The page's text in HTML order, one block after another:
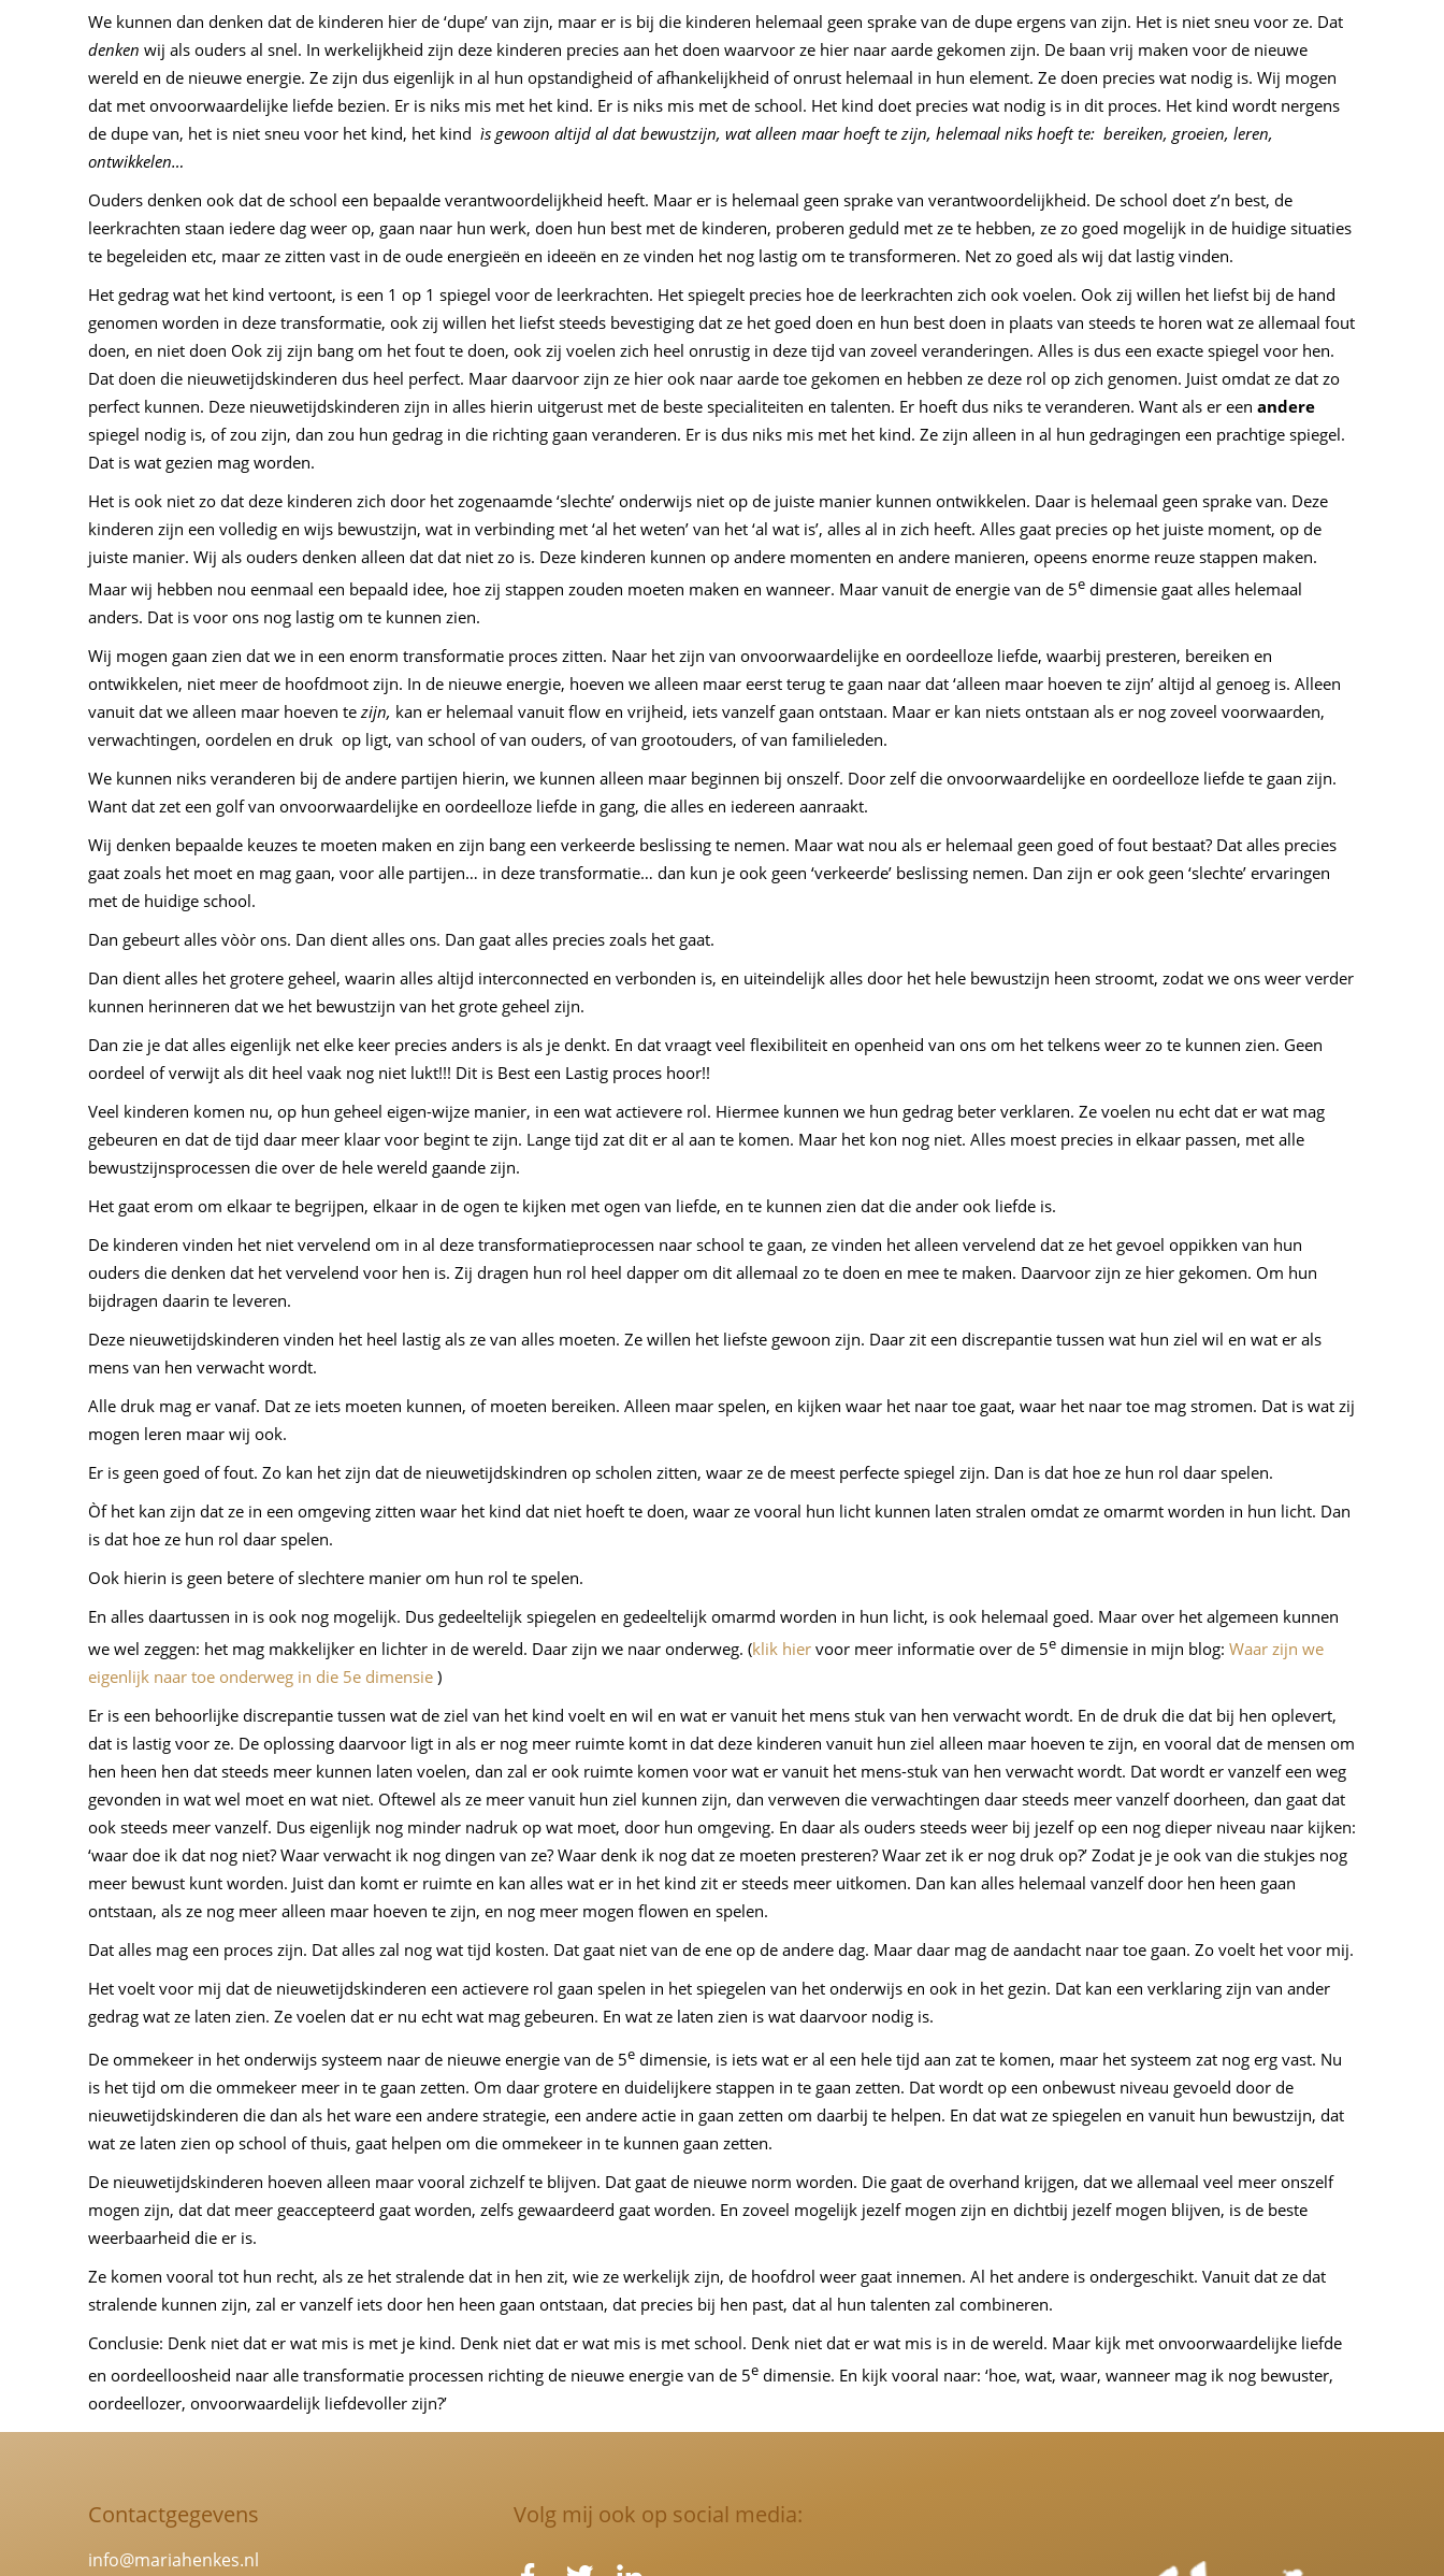
We kunnen dan denken dat de kinderen hier de ‘dupe’ van zijn, maar er is bij die kinderen helemaal geen sprake van de dupe ergens van zijn. Het is niet sneu voor ze. Dat
denken wij als ouders al snel. In werkelijkheid zijn deze kinderen precies aan het doen waarvoor ze hier naar aarde gekomen zijn. De baan vrij maken voor de nieuwe
wereld en de nieuwe energie. Ze zijn dus eigenlijk in al hun opstandigheid of afhankelijkheid of onrust helemaal in hun element. Ze doen precies wat nodig is. Wij mogen
dat met onvoorwaardelijke liefde bezien. Er is niks mis met het kind. Er is niks mis met de school. Het kind doet precies wat nodig is in dit proces. Het kind wordt nergens
de dupe van, het is niet sneu voor het kind, het kind ìs gewoon altijd al dat bewustzijn, wat alleen maar hoeft te zijn, helemaal niks hoeft te: bereiken, groeien, leren,
ontwikkelen…
Ouders denken ook dat de school een bepaalde verantwoordelijkheid heeft. Maar er is helemaal geen sprake van verantwoordelijkheid. De school doet z’n best, de
leerkrachten staan iedere dag weer op, gaan naar hun werk, doen hun best met de kinderen, proberen geduld met ze te hebben, ze zo goed mogelijk in de huidige situaties
te begeleiden etc, maar ze zitten vast in de oude energieën en ideeën en ze vinden het nog lastig om te transformeren. Net zo goed als wij dat lastig vinden.
Het gedrag wat het kind vertoont, is een 1 op 1 spiegel voor de leerkrachten. Het spiegelt precies hoe de leerkrachten zich ook voelen. Ook zij willen het liefst bij de hand
genomen worden in deze transformatie, ook zij willen het liefst steeds bevestiging dat ze het goed doen en hun best doen in plaats van steeds te horen wat ze allemaal fout
doen, en niet doen Ook zij zijn bang om het fout te doen, ook zij voelen zich heel onrustig in deze tijd van zoveel veranderingen. Alles is dus een exacte spiegel voor hen.
Dat doen die nieuwetijdskinderen dus heel perfect. Maar daarvoor zijn ze hier ook naar aarde toe gekomen en hebben ze deze rol op zich genomen. Juist omdat ze dat zo
perfect kunnen. Deze nieuwetijdskinderen zijn in alles hierin uitgerust met de beste specialiteiten en talenten. Er hoeft dus niks te veranderen. Want als er een andere
spiegel nodig is, of zou zijn, dan zou hun gedrag in die richting gaan veranderen. Er is dus niks mis met het kind. Ze zijn alleen in al hun gedragingen een prachtige spiegel.
Dat is wat gezien mag worden.
Het is ook niet zo dat deze kinderen zich door het zogenaamde ‘slechte’ onderwijs niet op de juiste manier kunnen ontwikkelen. Daar is helemaal geen sprake van. Deze
kinderen zijn een volledig en wijs bewustzijn, wat in verbinding met ‘al het weten’ van het ‘al wat is’, alles al in zich heeft. Alles gaat precies op het juiste moment, op de
juiste manier. Wij als ouders denken alleen dat dat niet zo is. Deze kinderen kunnen op andere momenten en andere manieren, opeens enorme reuze stappen maken.
Maar wij hebben nou eenmaal een bepaald idee, hoe zij stappen zouden moeten maken en wanneer. Maar vanuit de energie van de 5e dimensie gaat alles helemaal
anders. Dat is voor ons nog lastig om te kunnen zien.
Wij mogen gaan zien dat we in een enorm transformatie proces zitten. Naar het zijn van onvoorwaardelijke en oordeelloze liefde, waarbij presteren, bereiken en
ontwikkelen, niet meer de hoofdmoot zijn. In de nieuwe energie, hoeven we alleen maar eerst terug te gaan naar dat ‘alleen maar hoeven te zijn’ altijd al genoeg is. Alleen
vanuit dat we alleen maar hoeven tezijn, kan er helemaal vanuit flow en vrijheid, iets vanzelf gaan ontstaan. Maar er kan niets ontstaan als er nog zoveel voorwaarden,
verwachtingen, oordelen en druk op ligt, van school of van ouders, of van grootouders, of van familieleden.
We kunnen niks veranderen bij de andere partijen hierin, we kunnen alleen maar beginnen bij onszelf. Door zelf die onvoorwaardelijke en oordeelloze liefde te gaan zijn.
Want dat zet een golf van onvoorwaardelijke en oordeelloze liefde in gang, die alles en iedereen aanraakt.
Wij denken bepaalde keuzes te moeten maken en zijn bang een verkeerde beslissing te nemen. Maar wat nou als er helemaal geen goed of fout bestaat? Dat alles precies
gaat zoals het moet en mag gaan, voor alle partijen… in deze transformatie… dan kun je ook geen ‘verkeerde’ beslissing nemen. Dan zijn er ook geen ‘slechte’ ervaringen
met de huidige school.
Dan gebeurt alles vòòr ons. Dan dient alles ons. Dan gaat alles precies zoals het gaat.
Dan dient alles het grotere geheel, waarin alles altijd interconnected en verbonden is, en uiteindelijk alles door het hele bewustzijn heen stroomt, zodat we ons weer verder
kunnen herinneren dat we het bewustzijn van het grote geheel zijn.
Dan zie je dat alles eigenlijk net elke keer precies anders is als je denkt. En dat vraagt veel flexibiliteit en openheid van ons om het telkens weer zo te kunnen zien. Geen
oordeel of verwijt als dit heel vaak nog niet lukt!!! Dit is Best een Lastig proces hoor!!
Veel kinderen komen nu, op hun geheel eigen-wijze manier, in een wat actievere rol. Hiermee kunnen we hun gedrag beter verklaren. Ze voelen nu echt dat er wat mag
gebeuren en dat de tijd daar meer klaar voor begint te zijn. Lange tijd zat dit er al aan te komen. Maar het kon nog niet. Alles moest precies in elkaar passen, met alle
bewustzijnsprocessen die over de hele wereld gaande zijn.
Het gaat erom om elkaar te begrijpen, elkaar in de ogen te kijken met ogen van liefde, en te kunnen zien dat die ander ook liefde is.
De kinderen vinden het niet vervelend om in al deze transformatieprocessen naar school te gaan, ze vinden het alleen vervelend dat ze het gevoel oppikken van hun
ouders die denken dat het vervelend voor hen is. Zij dragen hun rol heel dapper om dit allemaal zo te doen en mee te maken. Daarvoor zijn ze hier gekomen. Om hun
bijdragen daarin te leveren.
Deze nieuwetijdskinderen vinden het heel lastig als ze van alles moeten. Ze willen het liefste gewoon zijn. Daar zit een discrepantie tussen wat hun ziel wil en wat er als
mens van hen verwacht wordt.
Alle druk mag er vanaf. Dat ze iets moeten kunnen, of moeten bereiken. Alleen maar spelen, en kijken waar het naar toe gaat, waar het naar toe mag stromen. Dat is wat zij
mogen leren maar wij ook.
Er is geen goed of fout. Zo kan het zijn dat de nieuwetijdskindren op scholen zitten, waar ze de meest perfecte spiegel zijn. Dan is dat hoe ze hun rol daar spelen.
Òf het kan zijn dat ze in een omgeving zitten waar het kind dat niet hoeft te doen, waar ze vooral hun licht kunnen laten stralen omdat ze omarmt worden in hun licht. Dan
is dat hoe ze hun rol daar spelen.
Ook hierin is geen betere of slechtere manier om hun rol te spelen.
En alles daartussen in is ook nog mogelijk. Dus gedeeltelijk spiegelen en gedeeltelijk omarmd worden in hun licht, is ook helemaal goed. Maar over het algemeen kunnen
we wel zeggen: het mag makkelijker en lichter in de wereld. Daar zijn we naar onderweg. (klik hier voor meer informatie over de 5e dimensie in mijn blog: Waar zijn we
eigenlijk naar toe onderweg in die 5e dimensie )
Er is een behoorlijke discrepantie tussen wat de ziel van het kind voelt en wil en wat er vanuit het mens stuk van hen verwacht wordt. En de druk die dat bij hen oplevert,
dat is lastig voor ze. De oplossing daarvoor ligt in als er nog meer ruimte komt in dat deze kinderen vanuit hun ziel alleen maar hoeven te zijn, en vooral dat de mensen om
hen heen hen dat steeds meer kunnen laten voelen, dan zal er ook ruimte komen voor wat er vanuit het mens-stuk van hen verwacht wordt. Dat wordt er vanzelf een weg
gevonden in wat wel moet en wat niet. Oftewel als ze meer vanuit hun ziel kunnen zijn, dan verweven die verwachtingen daar steeds meer vanzelf doorheen, dan gaat dat
ook steeds meer vanzelf. Dus eigenlijk nog minder nadruk op wat moet, door hun omgeving. En daar als ouders steeds weer bij jezelf op een nog dieper niveau naar kijken:
‘waar doe ik dat nog niet? Waar verwacht ik nog dingen van ze? Waar denk ik nog dat ze moeten presteren? Waar zet ik er nog druk op?’ Zodat je je ook van die stukjes nog
meer bewust kunt worden. Juist dan komt er ruimte en kan alles wat er in het kind zit er steeds meer uitkomen. Dan kan alles helemaal vanzelf door hen heen gaan
ontstaan, als ze nog meer alleen maar hoeven te zijn, en nog meer mogen flowen en spelen.
Dat alles mag een proces zijn. Dat alles zal nog wat tijd kosten. Dat gaat niet van de ene op de andere dag. Maar daar mag de aandacht naar toe gaan. Zo voelt het voor mij.
Het voelt voor mij dat de nieuwetijdskinderen een actievere rol gaan spelen in het spiegelen van het onderwijs en ook in het gezin. Dat kan een verklaring zijn van ander
gedrag wat ze laten zien. Ze voelen dat er nu echt wat mag gebeuren. En wat ze laten zien is wat daarvoor nodig is.
De ommekeer in het onderwijs systeem naar de nieuwe energie van de 5e dimensie, is iets wat er al een hele tijd aan zat te komen, maar het systeem zat nog erg vast. Nu
is het tijd om die ommekeer meer in te gaan zetten. Om daar grotere en duidelijkere stappen in te gaan zetten. Dat wordt op een onbewust niveau gevoeld door de
nieuwetijdskinderen die dan als het ware een andere strategie, een andere actie in gaan zetten om daarbij te helpen. En dat wat ze spiegelen en vanuit hun bewustzijn, dat
wat ze laten zien op school of thuis, gaat helpen om die ommekeer in te kunnen gaan zetten.
De nieuwetijdskinderen hoeven alleen maar vooral zichzelf te blijven. Dat gaat de nieuwe norm worden. Die gaat de overhand krijgen, dat we allemaal veel meer onszelf
mogen zijn, dat dat meer geaccepteerd gaat worden, zelfs gewaardeerd gaat worden. En zoveel mogelijk jezelf mogen zijn en dichtbij jezelf mogen blijven, is de beste
weerbaarheid die er is.
Ze komen vooral tot hun recht, als ze het stralende dat in hen zit, wie ze werkelijk zijn, de hoofdrol weer gaat innemen. Al het andere is ondergeschikt. Vanuit dat ze dat
stralende kunnen zijn, zal er vanzelf iets door hen heen gaan ontstaan, dat precies bij hen past, dat al hun talenten zal combineren.
Conclusie: Denk niet dat er wat mis is met je kind. Denk niet dat er wat mis is met school. Denk niet dat er wat mis is in de wereld. Maar kijk met onvoorwaardelijke liefde
en oordeelloosheid naar alle transformatie processen richting de nieuwe energie van de 5e dimensie. En kijk vooral naar: ‘hoe, wat, waar, wanneer mag ik nog bewuster,
oordeellozer, onvoorwaardelijk liefdevoller zijn?’
Contactgegevens
info@mariahenkes.nl
Volg mij ook op social media: